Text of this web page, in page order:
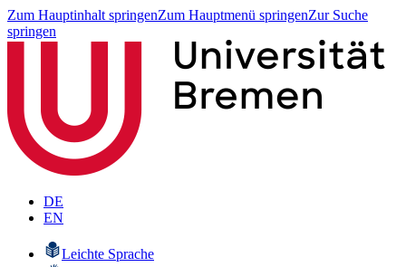
Zum Hauptinhalt springenZum Hauptmenü springenZur Suche
springen
DE
EN
Leichte Sprache